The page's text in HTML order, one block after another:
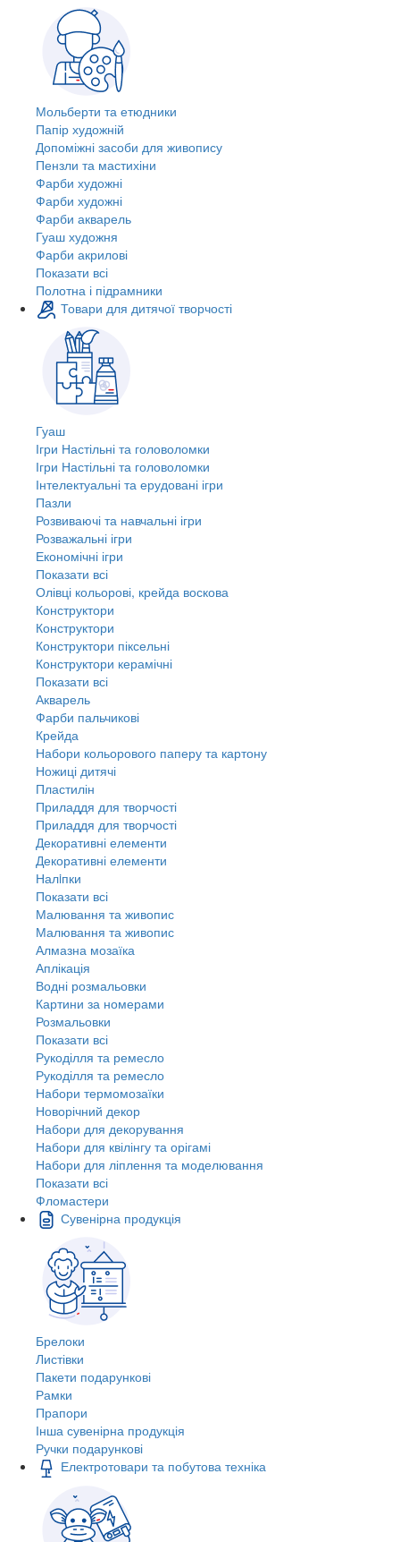
Мольберти та етюдники
Папір художній
Допоміжні засоби для живопису
Пензли та мастихіни
Фарби художні
Фарби художні
Фарби акварель
Гуаш художня
Фарби акрилові
Показати всі
Полотна і підрамники
Товари для дитячої творчості
Гуаш
Ігри Настільні та головоломки
Ігри Настільні та головоломки
Інтелектуальні та ерудовані ігри
Пазли
Розвиваючі та навчальні ігри
Розважальні ігри
Економічні ігри
Показати всі
Олівці кольорові, крейда воскова
Конструктори
Конструктори
Конструктори піксельні
Конструктори керамічні
Показати всі
Акварель
Фарби пальчикові
Крейда
Набори кольорового паперу та картону
Ножиці дитячі
Пластилін
Приладдя для творчості
Приладдя для творчості
Декоративні елементи
Декоративні елементи
Налiпки
Показати всі
Малювання та живопис
Малювання та живопис
Алмазна мозаїка
Аплікація
Водні розмальовки
Картини за номерами
Розмальовки
Показати всі
Рукоділля та ремесло
Рукоділля та ремесло
Набори термомозаїки
Новорічний декор
Набори для декорування
Набори для квілінгу та орігамі
Набори для ліплення та моделювання
Показати всі
Фломастери
Сувенірна продукція
Брелоки
Листівки
Пакети подарункові
Рамки
Прапори
Інша сувенірна продукція
Ручки подарункові
Електротовари та побутова техніка